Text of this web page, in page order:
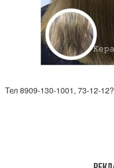
Тел 8909-130-1001, 73-12-12?